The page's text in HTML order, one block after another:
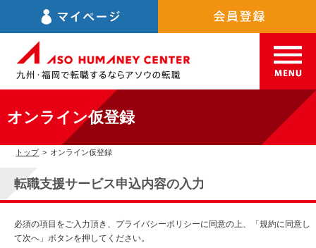
オンライン仮登録
トップ > オンライン仮登録
転職支援サービス申込内容の入力
必須の項目をご入力頂き、プライバシーポリシーに同意の上、「規約に同意し
て次へ」ボタンを押してください。